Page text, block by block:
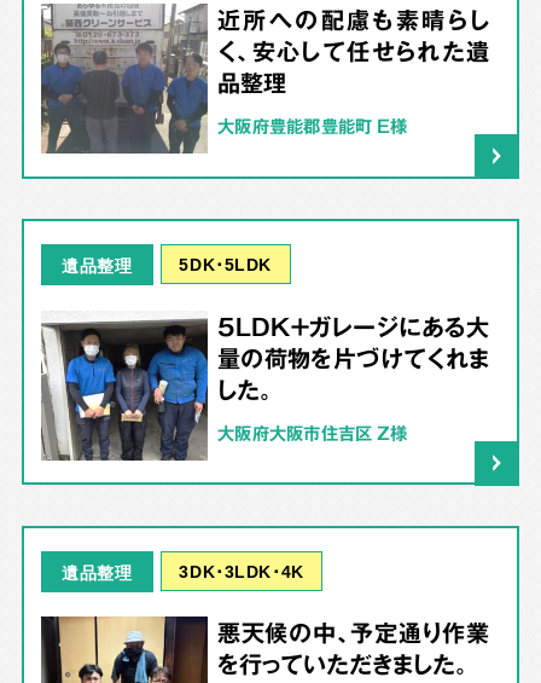
近所への配慮も素晴らし
く、安心して任せられた遺
品整理
大阪府豊能郡豊能町 E様
遺品整理 5DK･5LDK
5LDK＋ガレージにある大
量の荷物を片づけてくれま
した。
大阪府大阪市住吉区 Z様
遺品整理 3DK･3LDK･4K
悪天候の中、予定通り作業
を行っていただきました。